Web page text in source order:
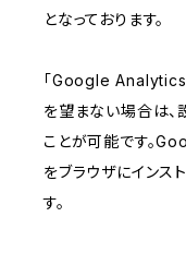
となっております。
「Google Analytics
を望まない場合は、
ことが可能です。
をブラウザにインス
す。